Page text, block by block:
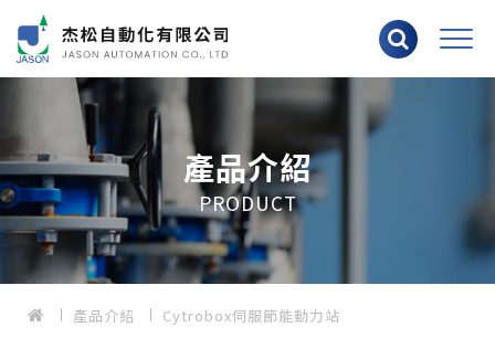
產品介紹
PRODUCT
產品介紹 Cytrobox伺服節能動力站